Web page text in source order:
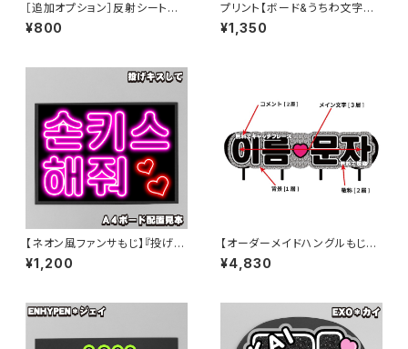
［追加オプション］反射シートに
変更【プリントうちわ文字】
¥800
プリント【ボード&うちわ文字字】
니키・ニキ②西村力 即納 【ENH
YPEN】
¥1,350
【ネオン風ファンサもじ】『投げキ
スして [손키스 해줘]【ボード&
うちわ文字】
¥1,200
【オーダーメイドハングルもじ】４
連結 韓国語ハングル【プリントう
ちわ文字】
¥4,830